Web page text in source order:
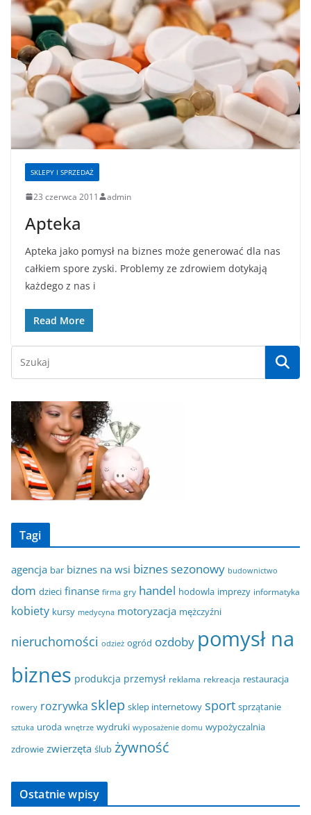
SKLEPY I SPRZEDAŻ
23 czerwca 2011 admin
Apteka
Apteka jako pomysł na biznes może generować dla nas
całkiem spore zyski. Problemy ze zdrowiem dotykają
każdego z nas i
Read More
Tagi
agencja bar biznes na wsi biznes sezonowy budownictwo
dom dzieci finanse firma gry handel hodowla imprezy informatyka
kobiety kursy medycyna motoryzacja mężczyźni
nieruchomości odzież ogród ozdoby pomysł na
biznes produkcja przemysł reklama rekreacja restauracja
rowery rozrywka sklep sklep internetowy sport sprzątanie
sztuka uroda wnętrze wydruki wyposażenie domu wypożyczalnia
zdrowie zwierzęta ślub żywność
Ostatnie wpisy